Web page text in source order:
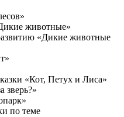
животные»
«Дикие животные
«Кот, Петух и Лиса»
зверь?»
по теме